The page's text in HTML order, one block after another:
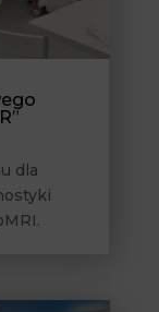
dla